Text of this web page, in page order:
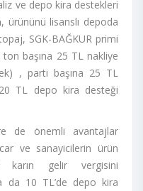
ve depo kira destekleri
ürününü lisanslı depoda
SGK-BAĞKUR primi
başına 25 TL nakliye
, parti başına 25 TL
TL depo kira desteği
de önemli avantajlar
ve sanayicilerin ürün
karın gelir vergisini
da 10 TL’de depo kira